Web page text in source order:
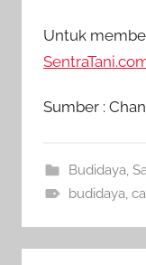
Untuk
Sumber :
Budidaya,
budidaya,